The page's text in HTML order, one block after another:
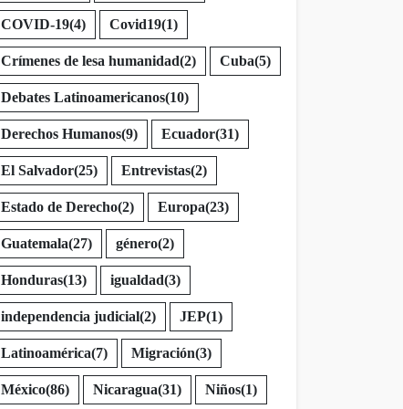
COVID-19(4) Covid19(1)
Crímenes de lesa humanidad(2) Cuba(5)
Debates Latinoamericanos(10)
Derechos Humanos(9) Ecuador(31)
El Salvador(25) Entrevistas(2)
Estado de Derecho(2) Europa(23)
Guatemala(27) género(2)
Honduras(13) igualdad(3)
independencia judicial(2) JEP(1)
Latinoamérica(7) Migración(3)
México(86) Nicaragua(31) Niños(1)